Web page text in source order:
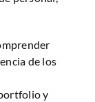
de los
y